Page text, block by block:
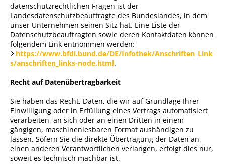
datenschutzrechtlichen Fragen ist der
Landesdatenschutzbeauftragte des Bundeslandes, in dem
unser Unternehmen seinen Sitz hat. Eine Liste der
Datenschutzbeauftragten sowie deren Kontaktdaten können
folgendem Link entnommen werden:
https://www.bfdi.bund.de/DE/Infothek/Anschriften_Link
s/anschriften_links-node.html.
Recht auf Datenübertragbarkeit
Sie haben das Recht, Daten, die wir auf Grundlage Ihrer
Einwilligung oder in Erfüllung eines Vertrags automatisiert
verarbeiten, an sich oder an einen Dritten in einem
gängigen, maschinenlesbaren Format aushändigen zu
lassen. Sofern Sie die direkte Übertragung der Daten an
einen anderen Verantwortlichen verlangen, erfolgt dies nur,
soweit es technisch machbar ist.